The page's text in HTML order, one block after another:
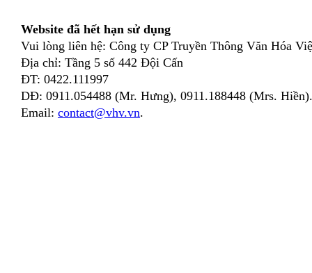
Website đã hết hạn sử dụng
Vui lòng liên hệ: Công ty CP Truyền Thông Văn Hóa
Địa chỉ: Tầng 5 số 442 Đội Cấn
ĐT: 0422.111997
DĐ: 0911.054488 (Mr. Hưng), 0911.188448 (Mrs. Hiền).
Email: contact@vhv.vn.